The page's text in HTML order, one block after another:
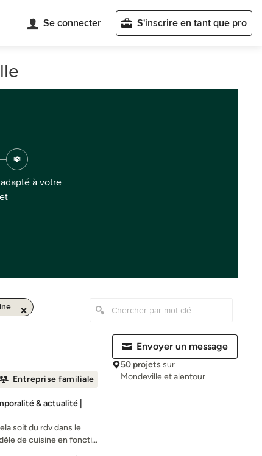
Se connecter S'inscrire en tant que pro
à votre
5
Entreprise familiale
& actualité |
soit du rdv dans le
de cuisine en foncti...
Envoyer un message
50 projets sur
Mondeville et alentour